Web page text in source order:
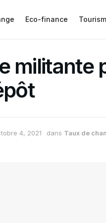
Eco-finance
militante
4, 2021 dans Taux de